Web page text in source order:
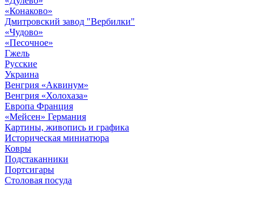
«Конаково»
Дмитровский завод "Вербилки"
«Чудово»
«Песочное»
Гжель
Русские
Украина
Венгрия «Аквинум»
Венгрия «Холохаза»
Европа Франция
«Мейсен» Германия
Картины, живопись и графика
Историческая миниатюра
Ковры
Подстаканники
Портсигары
Столовая посуда